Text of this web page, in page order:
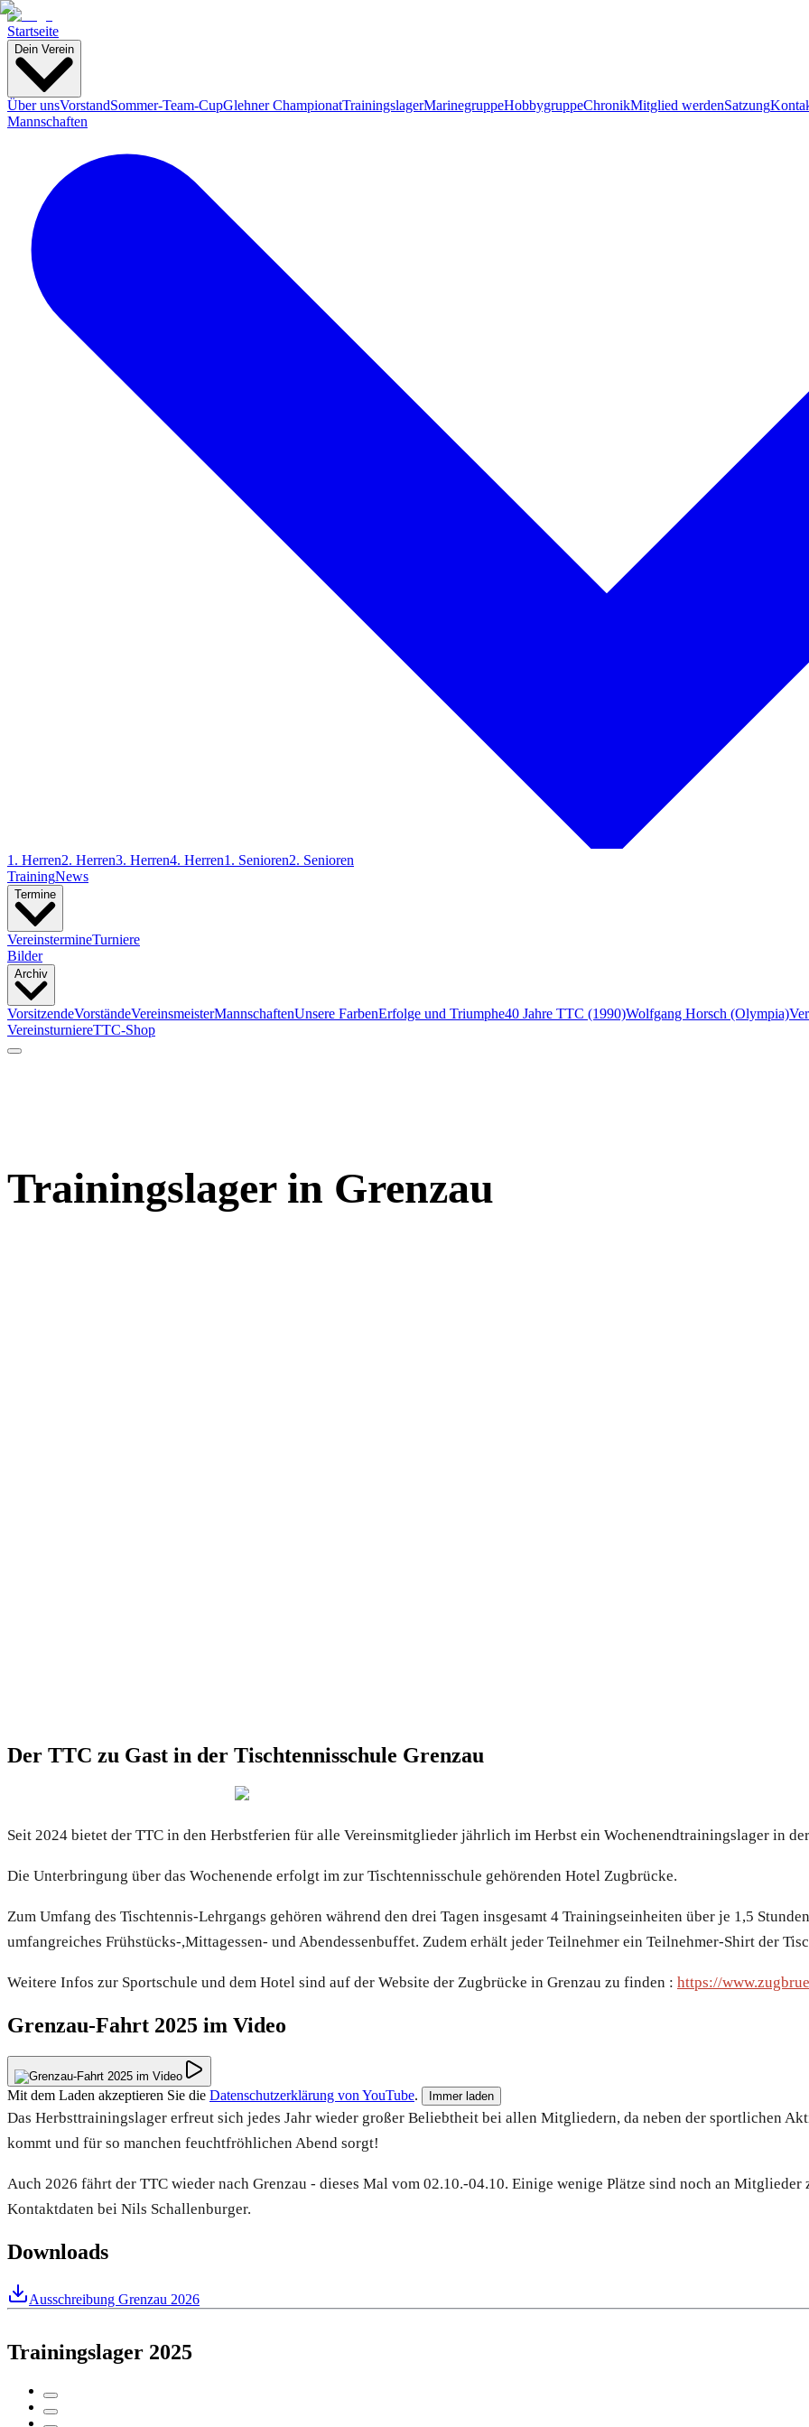
Startseite
Dein Verein
Über unsVorstandSommer-Team-CupGlehner ChampionatTrainingslagerMarinegruppeHobbygruppeChronikMitglied werdenSatzung
Mannschaften
1. Herren2. Herren3. Herren4. Herren1. Senioren2. Senioren
TrainingNews
Termine
VereinstermineTurniere
Bilder
Archiv
VorsitzendeVorständeVereinsmeisterMannschaftenUnsere FarbenErfolge und Triumphe40 Jahre TTC (1990)Wolfgang Horsch (Olympia)
VereinsturniereTTC-Shop
Trainingslager in Grenzau
Der TTC zu Gast in der Tischtennisschule Grenzau
Seit 2024 bietet der TTC in den Herbstferien für alle Vereinsmitglieder jährlich im Herbst ein Wochenendtrainingslager in
Die Unterbringung über das Wochenende erfolgt im zur Tischtennisschule gehörenden Hotel Zugbrücke.
Zum Umfang des Tischtennis-Lehrgangs gehören während den drei Tagen insgesamt 4 Trainingseinheiten über je 1,5
umfangreiches Frühstücks-,Mittagessen- und Abendessenbuffet. Zudem erhält jeder Teilnehmer ein Teilnehmer-Shirt der
Weitere Infos zur Sportschule und dem Hotel sind auf der Website der Zugbrücke in Grenzau zu finden : https://
Grenzau-Fahrt 2025 im Video
Mit dem Laden akzeptieren Sie die Datenschutzerklärung von YouTube. Immer laden
Das Herbsttrainingslager erfreut sich jedes Jahr wieder großer Beliebtheit bei allen Mitgliedern, da neben der sportlichen
kommt und für so manchen feuchtfröhlichen Abend sorgt!
Auch 2026 fährt der TTC wieder nach Grenzau - dieses Mal vom 02.10.-04.10. Einige wenige Plätze sind noch an Mitglieder
Kontaktdaten bei Nils Schallenburger.
Downloads
Ausschreibung Grenzau 2026
Trainingslager 2025